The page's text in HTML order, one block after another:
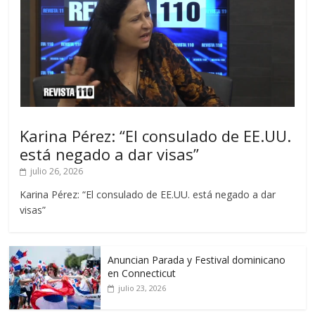
Karina Pérez: “El consulado de EE.UU.
está negado a dar visas”
julio 26, 2026
Karina Pérez: “El consulado de EE.UU. está negado a dar
visas”
Anuncian Parada y Festival dominicano
en Connecticut
julio 23, 2026